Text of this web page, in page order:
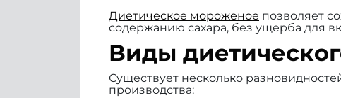
Диетическое мороженое позволяет
содержанию сахара, без ущерба для
Виды
Существует несколько
производства: